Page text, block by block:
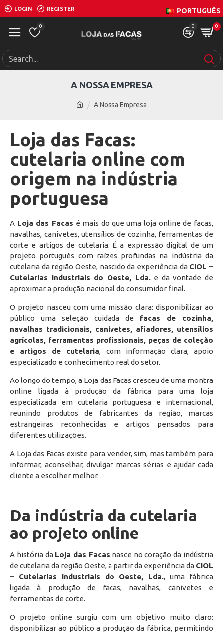
LOGIN REGISTER PORTUGUÊS
0 0 0
A Nossa Empresa
A NOSSA EMPRESA
Loja das Facas:
cutelaria online com
origem na indústria
portuguesa
A Loja das Facas é mais do que uma loja online de facas,
navalhas, canivetes, utensílios de cozinha, ferramentas de
corte e artigos de cutelaria. É a expressão digital de um
projeto português com raízes profundas na indústria da
cutelaria da região Oeste, nascido da experiência da CIOL –
Cutelarias Industriais do Oeste, Lda.e da vontade de
aproximar a produção nacional do consumidor final.
O projeto nasceu com uma missão clara: disponibilizar ao
público uma seleção cuidada de facas de cozinha,
navalhas tradicionais, canivetes, afiadores, utensílios
agrícolas, ferramentas profissionais, peças de coleção
e artigos de cutelaria, com informação clara, apoio
especializado e conhecimento real do setor.
Ao longo do tempo, a Loja das Facas cresceu de uma montra
online ligada à produção da fábrica para uma loja
especializada em cutelaria portuguesa e internacional,
reunindo produtos de fabricantes da região, marcas
estrangeiras reconhecidas e artigos pensados para
diferentes utilizações.
A Loja das Facas existe para vender, sim, mas também para
informar, aconselhar, divulgar marcas sérias e ajudar cada
cliente a escolher melhor.
Da indústria da cutelaria
ao projeto online
A história da Loja das Facas nasce no coração da indústria
de cutelaria da região Oeste, a partir da experiência da CIOL
– Cutelarias Industriais do Oeste, Lda., uma fábrica
ligada à produção de facas, navalhas, canivetes e
ferramentas de corte.
O projeto online surgiu com um objetivo muito claro:
disponibilizar ao público a produção da fábrica, permitindo